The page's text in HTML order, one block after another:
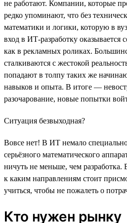
не работают. Компании, которые
редко упоминают, что без
математики и логики, которую в
вход в ИТ-разработку оказывается
как в рекламных роликах.
сталкиваются с жестокой
попадают в толпу таких же
навыков и опыта. В итоге —
разочарование, новые попытки
Ситуация безвыходная?
Вовсе нет! В ИТ немало
серьёзного математического
ничуть не меньше, чем разработка.
к каким направлениям стоит
учиться, чтобы не пожалеть о
Кто нужен рынку